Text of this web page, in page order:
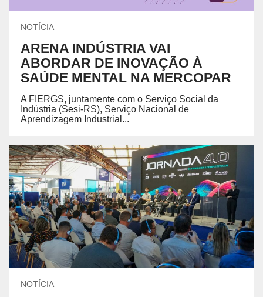
NOTÍCIA
ARENA INDÚSTRIA VAI
ABORDAR DE INOVAÇÃO À
SAÚDE MENTAL NA MERCOPAR
A FIERGS, juntamente com o Serviço Social da
Indústria (Sesi-RS), Serviço Nacional de
Aprendizagem Industrial...
NOTÍCIA